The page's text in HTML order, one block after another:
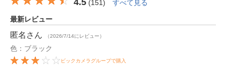
4.5 (151) すべて見る
最新レビュー
匿名 さん （2026/7/14にレビュー）
色：ブラック
ビックカメラグループで購入